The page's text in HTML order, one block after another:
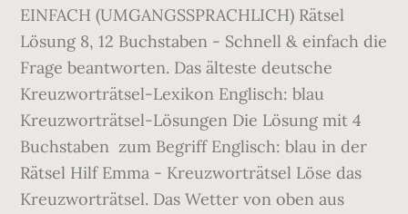
EINFACH (UMGANGSSPRACHLICH) Rätsel
Lösung 8, 12 Buchstaben - Schnell & einfach die
Frage beantworten. Das älteste deutsche
Kreuzworträtsel-Lexikon Englisch: blau
Kreuzworträtsel-Lösungen Die Lösung mit 4
Buchstaben ️ zum Begriff Englisch: blau in der
Rätsel Hilf Emma - Kreuzworträtsel Löse das
Kreuzworträtsel. Das Wetter von oben aus